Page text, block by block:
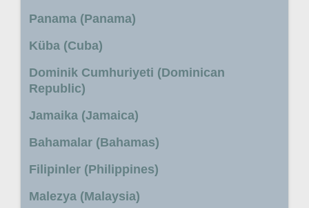
Panama (Panama)
Küba (Cuba)
Dominik Cumhuriyeti (Dominican
Republic)
Jamaika (Jamaica)
Bahamalar (Bahamas)
Filipinler (Philippines)
Malezya (Malaysia)